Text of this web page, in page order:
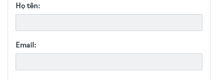
Họ tên:
Email: